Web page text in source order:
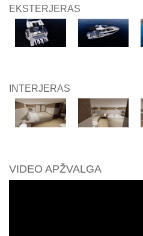
EKSTERJERAS
INTERJERAS
VIDEO APŽVALGA